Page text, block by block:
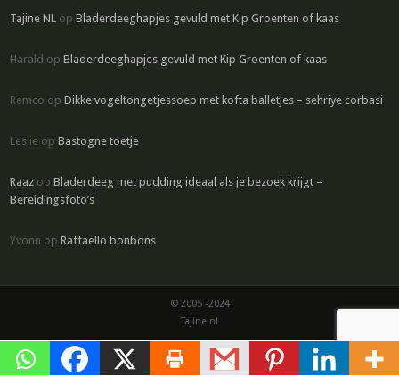
Tajine NL opBladerdeeghapjes gevuld met Kip Groenten of kaas
Harald opBladerdeeghapjes gevuld met Kip Groenten of kaas
Remco opDikke vogeltongetjessoep met kofta balletjes – sehriye corbasi
Leslie opBastogne toetje
Raaz opBladerdeeg met pudding ideaal als je bezoek krijgt –
Bereidingsfoto’s
Yvonn opRaffaello bonbons
© 2005 -2024
Tajine.nl